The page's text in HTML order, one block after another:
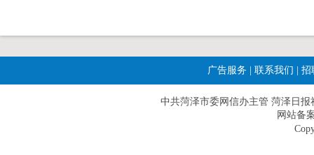
广告服务 联系我们 招
中共菏泽市委网信办主管 菏泽日报
网站备